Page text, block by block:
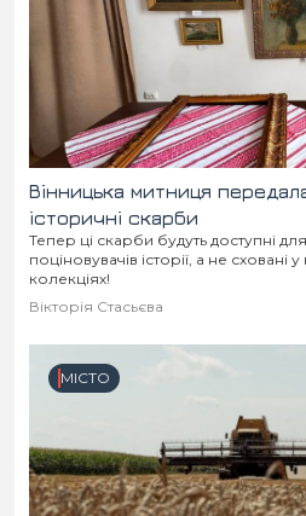
Вінницька митниця
історичні скарби
Тепер ці скарби будуть доступні для
поціновувачів історії, а не
колекціях!
Вікторія Стасьєва
МІСТО